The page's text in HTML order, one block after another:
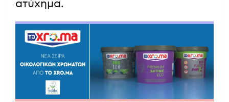
ατύχημα.